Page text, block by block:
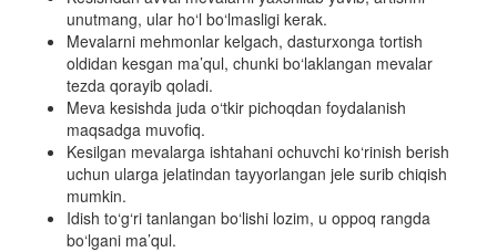
unutmang, ular ho‘l bo‘lmasligi kerak.
Mevalarni mehmonlar kelgach, dasturxonga tortish
oldidan kesgan ma’qul, chunki bo‘laklangan mevalar
tezda qorayib qoladi.
Meva kesishda juda o‘tkir pichoqdan foydalanish
maqsadga muvofiq.
Kesilgan mevalarga ishtahani ochuvchi ko‘rinish berish
uchun ularga jelatindan tayyorlangan jele surib chiqish
mumkin.
Idish to‘g‘ri tanlangan bo‘lishi lozim, u oppoq rangda
bo‘lgani ma’qul.